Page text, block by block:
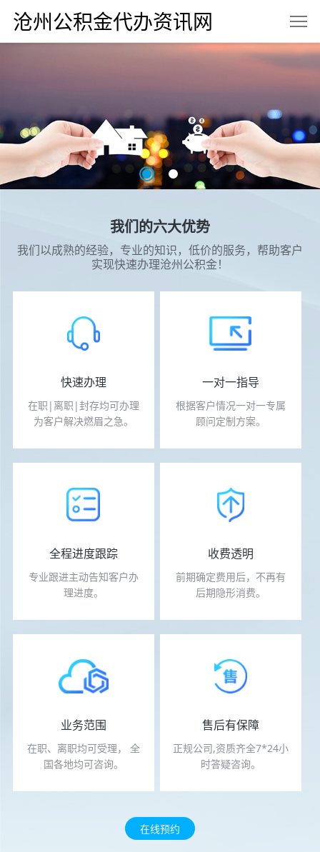
沧州公积金代办资讯网
我们的六大优势
我们以成熟的经验，专业的知识，低价的服务，帮助客户
实现快速办理沧州公积金！
快速办理
在职|离职|封存均可办理
为客户解决燃眉之急。
免费预约
一对一指导
根据客户情况一对一专属
顾问定制方案。
免费预约
全程进度跟踪
专业跟进主动告知客户办
理进度。
免费预约
收费透明
前期确定费用后，不再有
后期隐形消费。
免费预约
业务范围
在职、离职均可受理， 全
国各地均可咨询。
售后有保障
正规公司,资质齐全7*24小
时答疑咨询。
在线预约